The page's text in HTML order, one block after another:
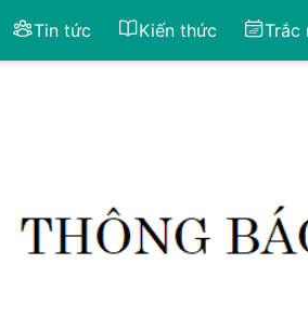
Tin tức Kiến thức Trắc